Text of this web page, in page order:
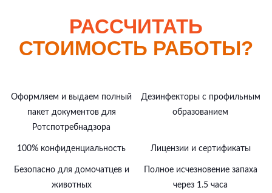
РАССЧИТАТЬ
СТОИМОСТЬ РАБОТЫ?
Оформляем и выдаем полный
пакет документов для
Ротспотребнадзора
Дезинфекторы с профильным
образованием
100% конфиденциальность Лицензии и сертификаты
Безопасно для домочатцев и
животных
Полное исчезновение запаха
через 1.5 часа